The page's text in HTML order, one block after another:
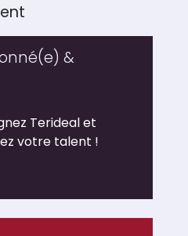
&
Terideal et
votre talent !